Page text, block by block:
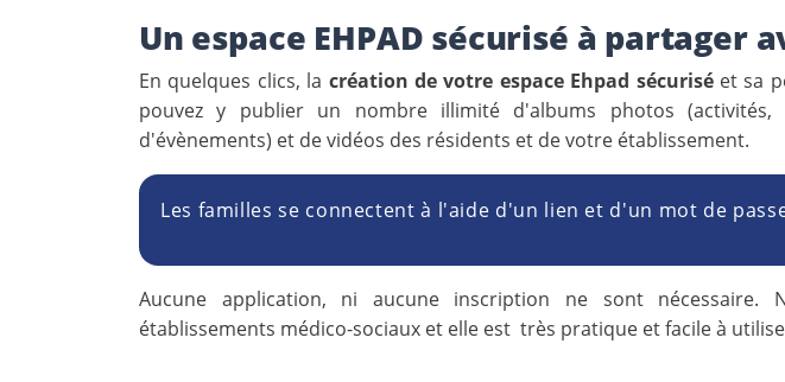
Un espace EHPAD sécurisé à partager
En quelques clics, la création de votre espace Ehpad sécuriséet sa
pouvez y publier un nombre illimité d'albums photos
d'évènements) et de vidéos des résidents et de votre établissement.
Les familles se connectent à l'aide d'un lien et d'un mot de
Aucune application, ni aucune inscription ne sont nécessaire.
établissements médico-sociaux et elle est très pratique et facile à